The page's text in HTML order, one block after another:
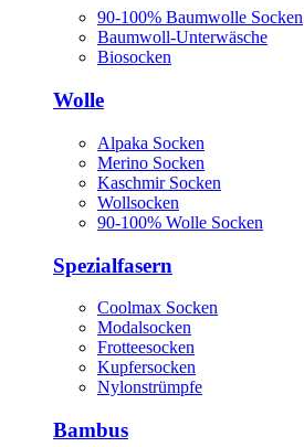
90-100% Baumwolle Socken
Baumwoll-Unterwäsche
Biosocken
Wolle
Alpaka Socken
Merino Socken
Kaschmir Socken
Wollsocken
90-100% Wolle Socken
Spezialfasern
Coolmax Socken
Modalsocken
Frotteesocken
Kupfersocken
Nylonstrümpfe
Bambus